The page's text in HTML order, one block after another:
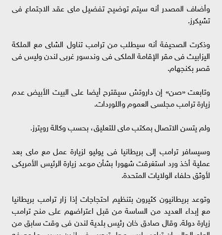
وأضاف المصدر أنه سيتم توضيح تفضيل ماى عقد الاجتماع فى
تشيكرز.
وذكرت الصحيفة أنه سيطلب من ترامب تناول الشاى مع الملكة
اليزابيث فى مقر الإقامة الملكى فى وندسور غربى لندن وليس فى
قصر بكنجهام.
وتابعت «صن» إن داروتش سيقترح أيضا على البيت الأبيض عدم
زيارة ترامب مجلسى العموم واللوردات.
ولم يتسن الاتصال بمكتب ماى للتعليق، بحسب وكالة رويترز.
وسيسافر ترامب إلى بريطانيا فى يوليو لزيارة عمل مع ماى بعد
عملية أخذ ورد استغرقت شهورا بشأن موعد زيارة الرئيس الأمريكى
لأوثق حلفاء الولايات المتحدة.
وتوعد بريطانيون كثيرون بتنظيم احتجاجات إذا زار ترامب بريطانيا
مع إبداء العديد من الساسة من قبل اعتراضهم على منح ترامب
زيارة دولة. وقال صادق خان رئيس بلدية لندن فى وقت سابق من